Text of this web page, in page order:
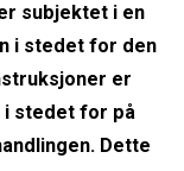
subjektet i en
i stedet for den
er
i stedet for på
Dette